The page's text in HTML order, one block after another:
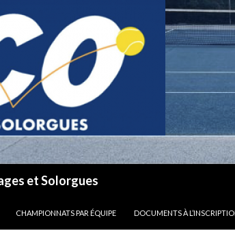
et Solorgues
CHAMPIONNATS PAR ÉQUIPE
DOCUMENTS À